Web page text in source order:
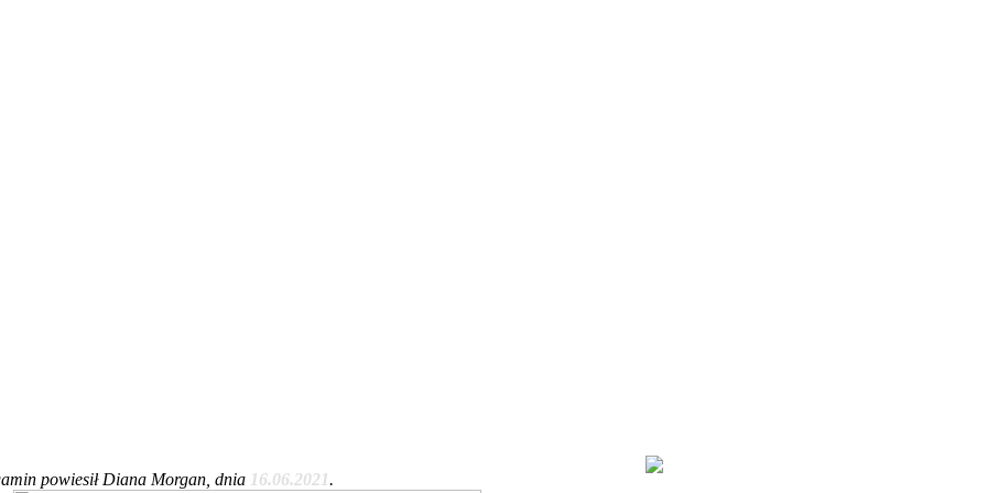
powiesił Diana Morgan, dnia 16.06.2021.